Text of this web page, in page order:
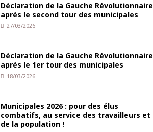
Déclaration de la Gauche Révolutionnaire
après le second tour des municipales
27/03/2026
Déclaration de la Gauche Révolutionnaire
après le 1er tour des municipales
18/03/2026
Municipales 2026 : pour des élus
combatifs, au service des travailleurs et
de la population !